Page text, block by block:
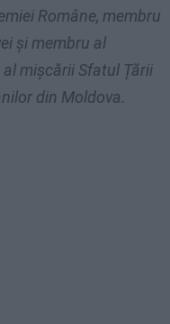
Române, membru
și membru al
mișcării Sfatul Țării
din Moldova.